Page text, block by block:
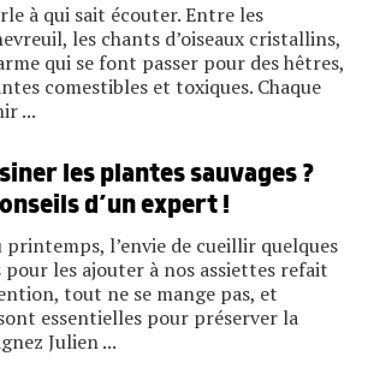
à qui sait écouter. Entre les
les chants d’oiseaux cristallins,
qui se font passer pour des hêtres,
comestibles et toxiques. Chaque
...
les plantes sauvages ?
d’un expert !
l’envie de cueillir quelques
pour les ajouter à nos assiettes refait
tout ne se mange pas, et
essentielles pour préserver la
Julien ...